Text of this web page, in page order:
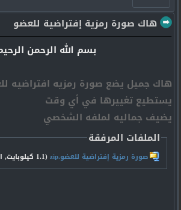
هاك صورة رمزية إفتراضية للعضو
بسم الله الرحمن
هاك جميل يضع صورة رمزيه افتراضيه
يستطيع تغييرها في أي وقت
يضيف جماليه لملفه الشخصي
الملفات المرفقة
صورة رمزية إفتراضية للعضو.zip‏ (1.1 كيلوبايت, المشاهدات 181)